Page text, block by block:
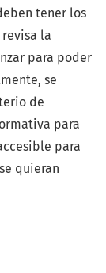
tener los
la
para poder
se
de
para
para
quieran